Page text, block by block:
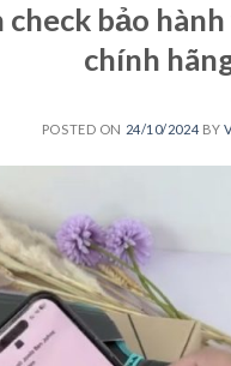
bảo
chính
POSTED ON 24/10/2024 BY